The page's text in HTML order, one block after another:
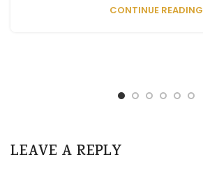
CONTINUE READING
LEAVE A REPLY